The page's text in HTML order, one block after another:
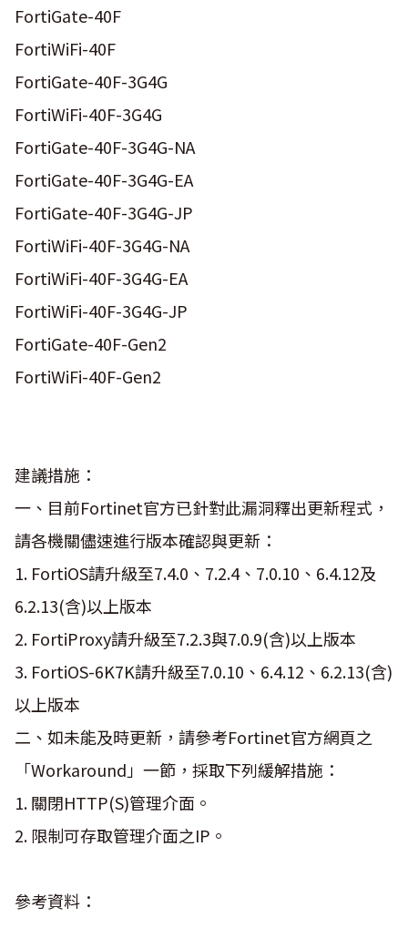
FortiGate-40F
FortiWiFi-40F
FortiGate-40F-3G4G
FortiWiFi-40F-3G4G
FortiGate-40F-3G4G-NA
FortiGate-40F-3G4G-EA
FortiGate-40F-3G4G-JP
FortiWiFi-40F-3G4G-NA
FortiWiFi-40F-3G4G-EA
FortiWiFi-40F-3G4G-JP
FortiGate-40F-Gen2
FortiWiFi-40F-Gen2
建議措施：
一、目前Fortinet官方已針對此漏洞釋出更新程式，
請各機關儘速進行版本確認與更新：
1. FortiOS請升級至7.4.0、7.2.4、7.0.10、6.4.12及
6.2.13(含)以上版本
2. FortiProxy請升級至7.2.3與7.0.9(含)以上版本
3. FortiOS-6K7K請升級至7.0.10、6.4.12、6.2.13(含)
以上版本
二、如未能及時更新，請參考Fortinet官方網頁之
「Workaround」一節，採取下列緩解措施：
1. 關閉HTTP(S)管理介面。
2. 限制可存取管理介面之IP。
參考資料：